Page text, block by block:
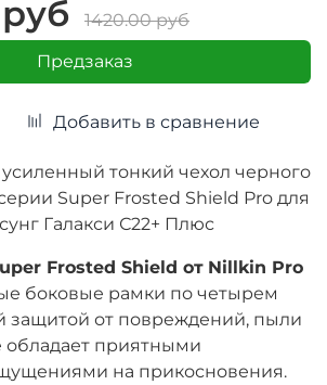
Добавить в сравнение
1420.00 руб
Предзаказ
тонкий чехол черного
Super Frosted Shield Pro для
Галакси С22+ Плюс
Frosted Shield от Nillkin Pro
боковые рамки по четырем
защитой от повреждений, пыли
обладает приятными
на прикосновения.